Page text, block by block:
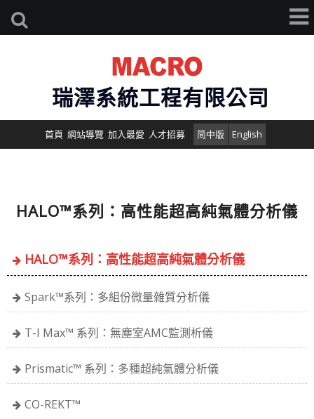
瑞澤系統工程有限公司
首頁 網站導覽 加入最愛 人才招募 简中版 English
HALO™系列：高性能超高純氣體分析儀
HALO™系列：高性能超高純氣體分析儀
Spark™系列：多組份微量雜質分析儀
T-I Max™ 系列：無塵室AMC監測析儀
Prismatic™ 系列：多種超純氣體分析儀
CO-REKT™